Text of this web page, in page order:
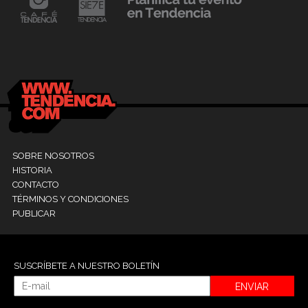
24 mayo, 2021
SOBRE NOSOTROS
HISTORIA
CONTACTO
TÉRMINOS Y CONDICIONES
PUBLICAR
SUSCRÍBETE A NUESTRO BOLETÍN
ENVIAR